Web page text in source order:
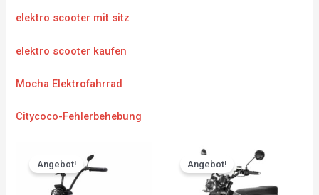
elektro scooter mit sitz
elektro scooter kaufen
Mocha Elektrofahrrad
Citycoco-Fehlerbehebung
Angebot!price
was:
CHF 3'783.00.
Angebot!price
was:
CHF 5'217.00.